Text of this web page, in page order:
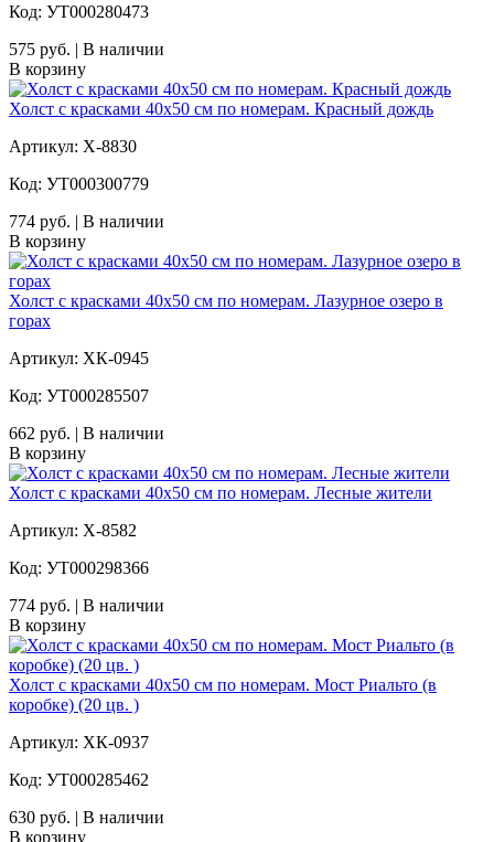
Код: УТ000280473
575 руб. | В наличии
В корзину
Холст с красками 40х50 см по номерам. Красный дождь
Артикул: Х-8830
Код: УТ000300779
774 руб. | В наличии
В корзину
Холст с красками 40х50 см по номерам. Лазурное озеро в
горах
Артикул: ХК-0945
Код: УТ000285507
662 руб. | В наличии
В корзину
Холст с красками 40х50 см по номерам. Лесные жители
Артикул: Х-8582
Код: УТ000298366
774 руб. | В наличии
В корзину
Холст с красками 40х50 см по номерам. Мост Риальто (в
коробке) (20 цв. )
Артикул: ХК-0937
Код: УТ000285462
630 руб. | В наличии
В корзину